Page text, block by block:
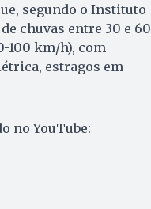
segundo o Instituto
chuvas entre 30 e 60
100 km/h), com
estragos em
no YouTube: